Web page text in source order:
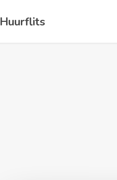
Huurflits